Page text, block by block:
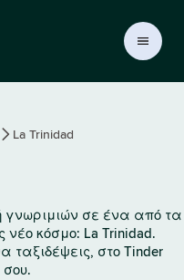
La Trinidad
γνωριμιών σε ένα από τα
κόσμο: La Trinidad.
ταξιδέψεις, στο Tinder